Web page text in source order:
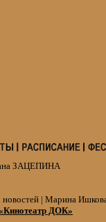
ЗАЦЕПИНА
новостей | Марина
ДОК»